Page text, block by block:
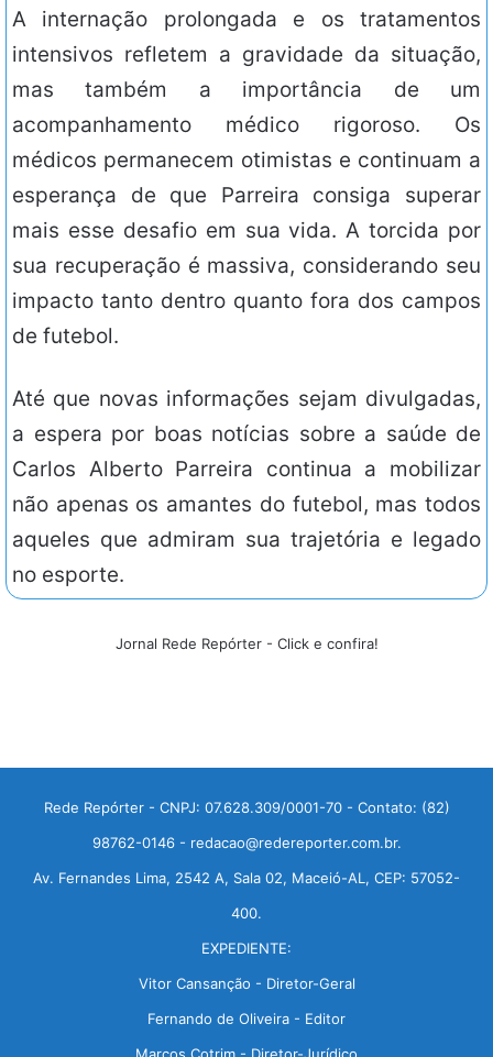
A internação prolongada e os tratamentos
intensivos refletem a gravidade da situação,
mas também a importância de um
acompanhamento médico rigoroso. Os
médicos permanecem otimistas e continuam a
esperança de que Parreira consiga superar
mais esse desafio em sua vida. A torcida por
sua recuperação é massiva, considerando seu
impacto tanto dentro quanto fora dos campos
de futebol.
Até que novas informações sejam divulgadas,
a espera por boas notícias sobre a saúde de
Carlos Alberto Parreira continua a mobilizar
não apenas os amantes do futebol, mas todos
aqueles que admiram sua trajetória e legado
no esporte.
Jornal Rede Repórter - Click e confira!
Rede Repórter - CNPJ: 07.628.309/0001-70 - Contato: (82)
98762-0146 - redacao@redereporter.com.br.
Av. Fernandes Lima, 2542 A, Sala 02, Maceió-AL, CEP: 57052-
400.
EXPEDIENTE:
Vitor Cansanção - Diretor-Geral
Fernando de Oliveira - Editor
Marcos Cotrim - Diretor-Jurídico